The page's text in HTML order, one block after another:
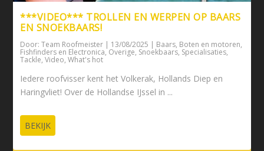
***VIDEO*** TROLLEN EN WERPEN OP BAARS
EN SNOEKBAARS!
Door:Team Roofmeister | 13/08/2025 | Baars, Boten en motoren,
Fishfinders en Electronica,Overige, Snoekbaars, Specialisaties,
Tackle,Video,What's hot
Iedere roofvisser kent het Volkerak, Hollands Diep en
Haringvliet! Over de Hollandse IJssel in ...
BEKIJK